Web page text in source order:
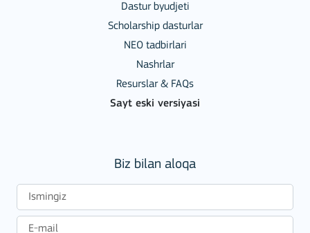
Dastur byudjeti
Scholarship dasturlar
NEO tadbirlari
Nashrlar
Resurslar & FAQs
Sayt eski versiyasi
Biz bilan aloqa